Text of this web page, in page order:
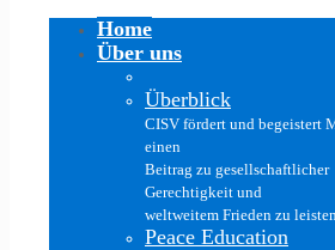
Home
Über uns
Überblick
CISV fördert und begeistert
einen
Beitrag zu gesellschaftlicher
Gerechtigkeit und
weltweitem Frieden zu
Peace Education